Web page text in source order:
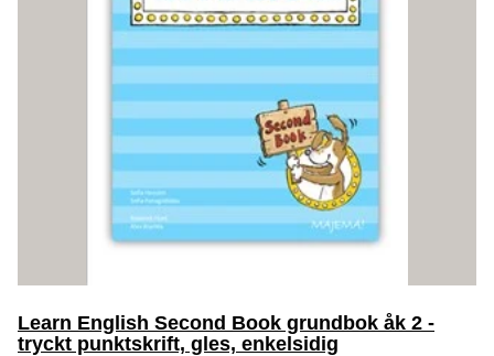
Learn English Second Book grundbok åk 2 -
tryckt punktskrift, gles, enkelsidig